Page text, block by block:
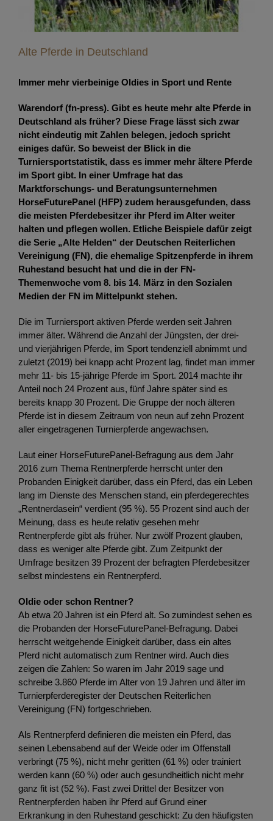
Alte Pferde in Deutschland
Immer mehr vierbeinige Oldies in Sport und Rente
Warendorf (fn-press). Gibt es heute mehr alte Pferde in
Deutschland als früher? Diese Frage lässt sich zwar
nicht eindeutig mit Zahlen belegen, jedoch spricht
einiges dafür. So beweist der Blick in die
Turniersportstatistik, dass es immer mehr ältere Pferde
im Sport gibt. In einer Umfrage hat das
Marktforschungs- und Beratungsunternehmen
HorseFuturePanel (HFP) zudem herausgefunden, dass
die meisten Pferdebesitzer ihr Pferd im Alter weiter
halten und pflegen wollen. Etliche Beispiele dafür zeigt
die Serie „Alte Helden“ der Deutschen Reiterlichen
Vereinigung (FN), die ehemalige Spitzenpferde in ihrem
Ruhestand besucht hat und die in der FN-
Themenwoche vom 8. bis 14. März in den Sozialen
Medien der FN im Mittelpunkt stehen.
Die im Turniersport aktiven Pferde werden seit Jahren
immer älter. Während die Anzahl der Jüngsten, der drei-
und vierjährigen Pferde, im Sport tendenziell abnimmt und
zuletzt (2019) bei knapp acht Prozent lag, findet man immer
mehr 11- bis 15-jährige Pferde im Sport. 2014 machte ihr
Anteil noch 24 Prozent aus, fünf Jahre später sind es
bereits knapp 30 Prozent. Die Gruppe der noch älteren
Pferde ist in diesem Zeitraum von neun auf zehn Prozent
aller eingetragenen Turnierpferde angewachsen.
Laut einer HorseFuturePanel-Befragung aus dem Jahr
2016 zum Thema Rentnerpferde herrscht unter den
Probanden Einigkeit darüber, dass ein Pferd, das ein Leben
lang im Dienste des Menschen stand, ein pferdegerechtes
„Rentnerdasein“ verdient (95 %). 55 Prozent sind auch der
Meinung, dass es heute relativ gesehen mehr
Rentnerpferde gibt als früher. Nur zwölf Prozent glauben,
dass es weniger alte Pferde gibt. Zum Zeitpunkt der
Umfrage besitzen 39 Prozent der befragten Pferdebesitzer
selbst mindestens ein Rentnerpferd.
Oldie oder schon Rentner?
Ab etwa 20 Jahren ist ein Pferd alt. So zumindest sehen es
die Probanden der HorseFuturePanel-Befragung. Dabei
herrscht weitgehende Einigkeit darüber, dass ein altes
Pferd nicht automatisch zum Rentner wird. Auch dies
zeigen die Zahlen: So waren im Jahr 2019 sage und
schreibe 3.860 Pferde im Alter von 19 Jahren und älter im
Turnierpferderegister der Deutschen Reiterlichen
Vereinigung (FN) fortgeschrieben.
Als Rentnerpferd definieren die meisten ein Pferd, das
seinen Lebensabend auf der Weide oder im Offenstall
verbringt (75 %), nicht mehr geritten (61 %) oder trainiert
werden kann (60 %) oder auch gesundheitlich nicht mehr
ganz fit ist (52 %). Fast zwei Drittel der Besitzer von
Rentnerpferden haben ihr Pferd auf Grund einer
Erkrankung in den Ruhestand geschickt: Zu den häufigsten